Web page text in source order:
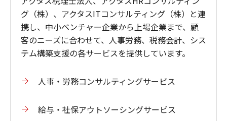
グ（株）、アクタスITコンサルティング（株）と連
携し、中小ベンチャー企業から上場企業まで、顧
客のニーズに合わせて、人事労務、税務会計、シス
テム構築支援の各サービスを提供しています。
人事・労務コンサルティングサービス
給与・社保アウトソーシングサービス